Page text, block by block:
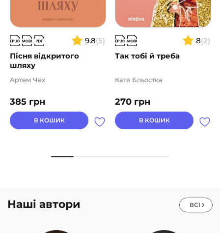
9.8(5)
Пісня відкритого
шляху
385 грн
Артем Чех
В КОШИК
8(2)
Так тобі й треба
270 грн
Катя Бльостка
В КОШИК
Наші автори ВСІ